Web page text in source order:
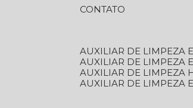
CONTATO
AUXILIAR DE
AUXILIAR DE LIMPEZA
AUXILIAR DE LIMPEZA
AUXILIAR DE LIMPEZA